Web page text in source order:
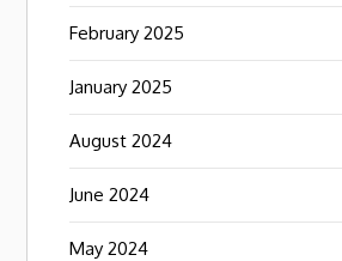
February 2025
January 2025
August 2024
June 2024
May 2024